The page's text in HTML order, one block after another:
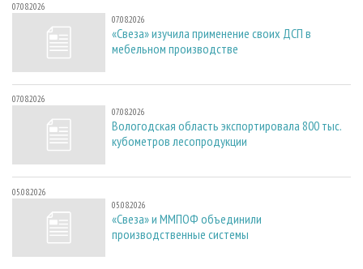
07.08.2026
07.08.2026
«Свеза» изучила применение своих ДСП в
мебельном производстве
07.08.2026
07.08.2026
Вологодская область экспортировала 800 тыс.
кубометров лесопродукции
05.08.2026
05.08.2026
«Свеза» и ММПОФ объединили
производственные системы